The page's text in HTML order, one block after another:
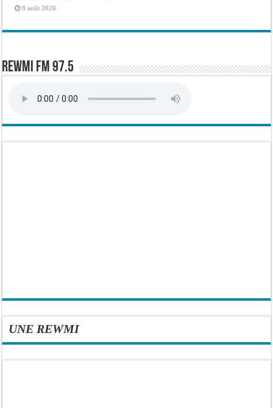
8 août 2026
Rewmi FM 97.5
UNE REWMI